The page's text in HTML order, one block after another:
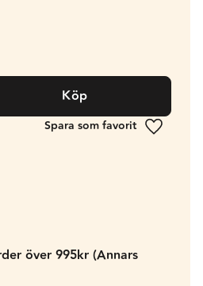
Köp
Lägg till
över 995kr (Annars